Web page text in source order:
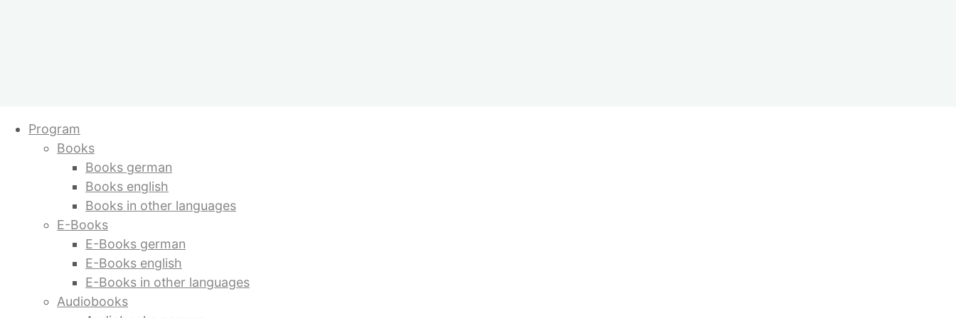
to
content
Program
Books
Books german
Books english
Books in other languages
E-Books
E-Books german
E-Books english
E-Books in other languages
Audiobooks